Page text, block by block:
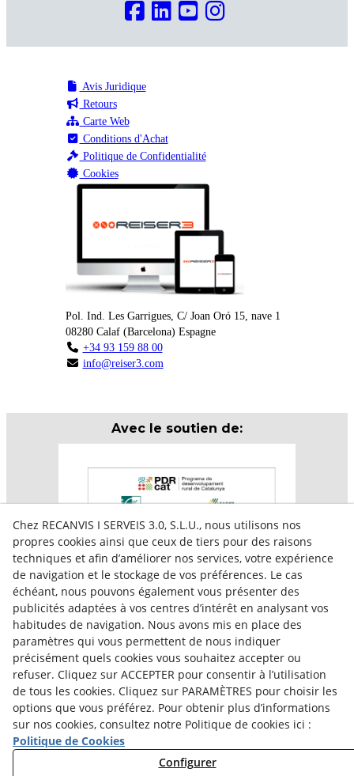
Avis Juridique
Retours
Carte Web
Conditions d'Achat
Politique de Confidentialité
Cookies
Pol. Ind. Les Garrigues, C/ Joan Oró 15, nave 1
08280 Calaf (Barcelona) Espagne
+34 93 159 88 00
info@reiser3.com
Avec le soutien de:
Aquesta empresa participa en el programa per a la
contractació de persones en situació de major
vulnerabilitat,
subvencionat pel Servei Públic d’Ocupació de Catalunya i
amb el cofinançament del Fons Social Europeu Plus
Chez RECANVIS I SERVEIS 3.0, S.L.U., nous utilisons nos
propres cookies ainsi que ceux de tiers pour des raisons
techniques et afin d’améliorer nos services, votre expérience
de navigation et le stockage de vos préférences. Le cas
échéant, nous pouvons également vous présenter des
publicités adaptées à vos centres d’intérêt en analysant vos
habitudes de navigation. Nous avons mis en place des
paramètres qui vous permettent de nous indiquer
précisément quels cookies vous souhaitez accepter ou
refuser. Cliquez sur ACCEPTER pour consentir à l’utilisation
de tous les cookies. Cliquez sur PARAMÈTRES pour choisir les
options que vous préférez. Pour obtenir plus d’informations
sur nos cookies, consultez notre Politique de cookies ici :
Politique de Cookies
Configurer